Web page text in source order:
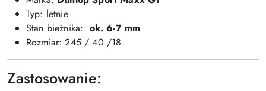
Typ: letnie
Stan bieżnika: ok. 6-7 mm
Rozmiar: 245 / 40 /18
Zastosowanie: